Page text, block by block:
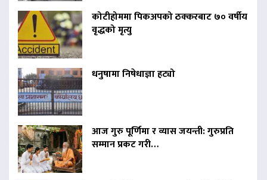
कोटीहोममा पिकअपको ठक्करबाट ७० वर्षीय
वृद्धको मृत्यु
धनुषामा निषेधाज्ञा हट्यो
आज गुरु पूर्णिमा र व्यास जयन्ती: गुरुप्रति
सम्मान प्रकट गरी…